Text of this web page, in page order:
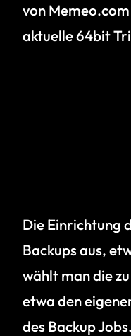
von
aktuelle 64bit
Die Einrichtung
Backups aus,
wählt man die
etwa den
des Backup